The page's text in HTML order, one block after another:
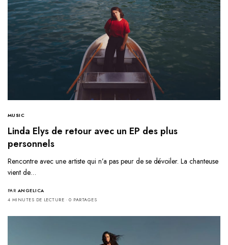
MUSIC
Linda Elys de retour avec un EP des plus
personnels
Rencontre avec une artiste qui n’a pas peur de se dévoiler. La chanteuse
vient de…
PAR ANGELICA
4 MINUTES DE LECTURE
0 PARTAGES